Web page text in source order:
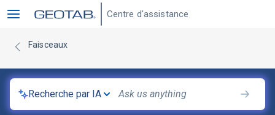
Centre d'assistance
Faisceaux
Recherche par IA